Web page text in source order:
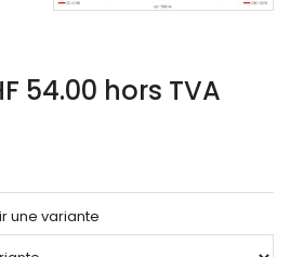
54.00 hors TVA
une variante